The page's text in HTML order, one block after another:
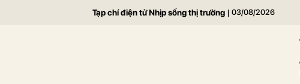
Tạp chí điện tử Nhịp sống thị trường | 03/08/2026
Gửi bình